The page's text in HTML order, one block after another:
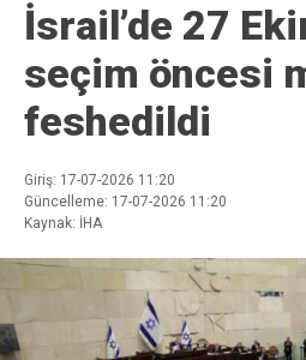
İsrail’de 27
seçim öncesi
feshedildi
Giriş: 17-07-2026 11:20
Güncelleme: 17-07-2026 11:20
Kaynak: İHA